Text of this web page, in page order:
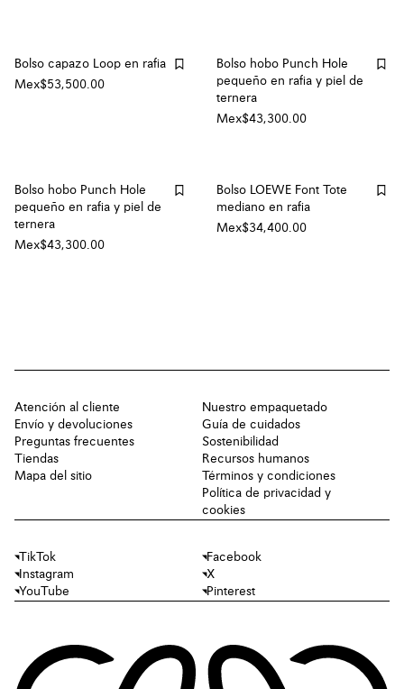
Bolso capazo Loop en rafia
Mex$53,500.00
Bolso hobo Punch Hole
pequeño en rafia y piel de
ternera
Mex$43,300.00
Bolso hobo Punch Hole
pequeño en rafia y piel de
ternera
Mex$43,300.00
Bolso LOEWE Font Tote
mediano en rafia
Mex$34,400.00
Atención al cliente
Envío y devoluciones
Preguntas frecuentes
Tiendas
Mapa del sitio
Nuestro empaquetado
Guía de cuidados
Sostenibilidad
Recursos humanos
Términos y condiciones
Política de privacidad y
cookies
TikTok
Facebook
Instagram
X
YouTube
Pinterest